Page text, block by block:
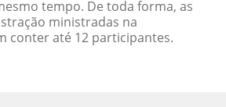
tempo. De toda forma, as
ministradas na
conter até 12 participantes.